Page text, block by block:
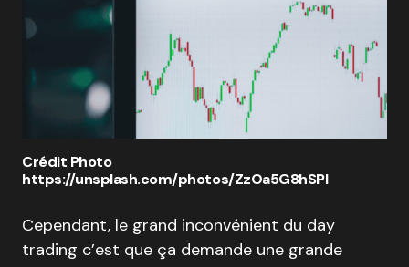
Crédit Photo
https://unsplash.com/photos/ZzOa5G8hSPI
Cependant, le grand inconvénient du day
trading c’est que ça demande une grande